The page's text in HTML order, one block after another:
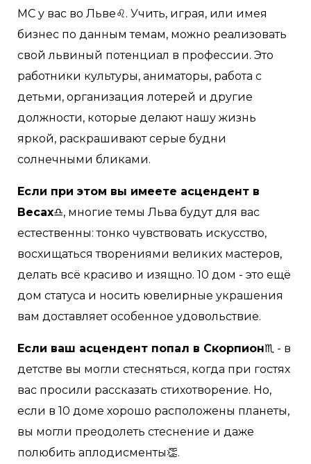
МС у вас во Льве♌️. Учить, играя, или имея
бизнес по данным темам, можно реализовать
свой львиный потенциал в профессии. Это
работники культуры, аниматоры, работа с
детьми, организация лотерей и другие
должности, которые делают нашу жизнь
яркой, раскрашивают серые будни
солнечными бликами.
Если при этом вы имеете асцендент в
Весах♎️, многие темы Льва будут для вас
естественны: тонко чувствовать искусство,
восхищаться творениями великих мастеров,
делать всё красиво и изящно. 10 дом - это ещё
дом статуса и носить ювелирные украшения
вам доставляет особенное удовольствие.
Если ваш асцендент попал в Скорпион♏️ - в
детстве вы могли стесняться, когда при гостях
вас просили рассказать стихотворение. Но,
если в 10 доме хорошо расположены планеты,
вы могли преодолеть стеснение и даже
полюбить аплодисменты👏.